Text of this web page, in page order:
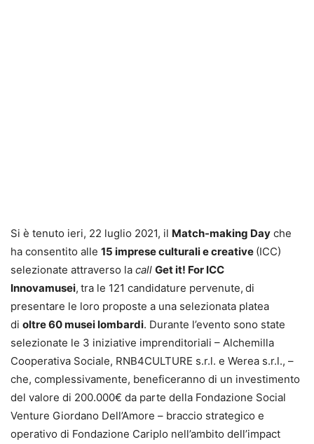
Si è tenuto ieri, 22 luglio 2021, il Match-making Day che
ha consentito alle 15 imprese culturali e creative (ICC)
selezionate attraverso la call Get it! For ICC
Innovamusei, tra le 121 candidature pervenute, di
presentare le loro proposte a una selezionata platea
di oltre 60 musei lombardi. Durante l’evento sono state
selezionate le 3 iniziative imprenditoriali – Alchemilla
Cooperativa Sociale, RNB4CULTURE s.r.l. e Werea s.r.l., –
che, complessivamente, beneficeranno di un investimento
del valore di 200.000€ da parte della Fondazione Social
Venture Giordano Dell’Amore – braccio strategico e
operativo di Fondazione Cariplo nell’ambito dell’impact